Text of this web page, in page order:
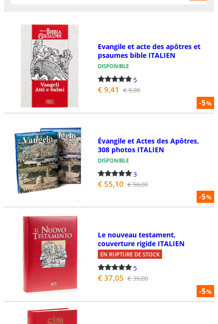
-5%
Evangile et acte des apôtres et
psaumes bible ITALIEN
DISPONIBLE
5
€ 9,41 € 9,90
-5%
Évangile et Actes des Apôtres,
308 photos ITALIEN
DISPONIBLE
3
€ 55,10 € 58,00
-5%
Le nouveau testament,
couverture rigide ITALIEN
EN RUPTURE DE STOCK
5
€ 37,05 € 39,00